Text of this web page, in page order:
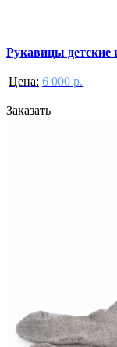
Рукавицы детские
Цена: 6 000 р.
Заказать